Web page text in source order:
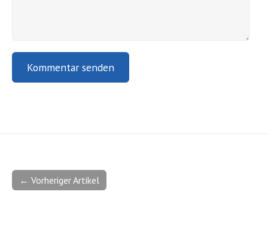
← Vorheriger Artikel